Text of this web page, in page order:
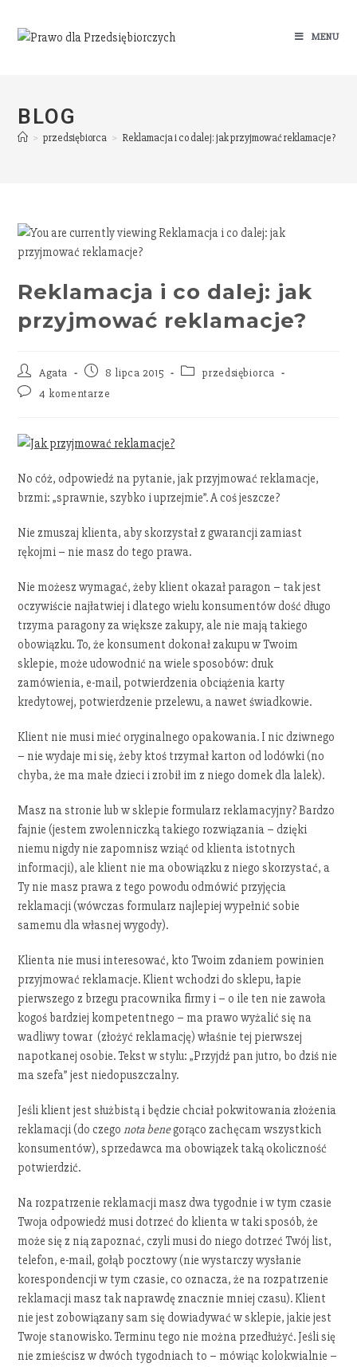
MENU
BLOG
> przedsiębiorca > Reklamacja i co dalej: jak przyjmować reklamacje?
Reklamacja i co dalej: jak
przyjmować reklamacje?
Agata 8 lipca 2015
przedsiębiorca
4 komentarze
No cóż, odpowiedź na pytanie, jak przyjmować reklamacje,
brzmi: „sprawnie, szybko i uprzejmie”. A coś jeszcze?
Nie zmuszaj klienta, aby skorzystał z gwarancji zamiast
rękojmi – nie masz do tego prawa.
Nie możesz wymagać, żeby klient okazał paragon – tak jest
oczywiście najłatwiej i dlatego wielu konsumentów dość długo
trzyma paragony za większe zakupy, ale nie mają takiego
obowiązku. To, że konsument dokonał zakupu w Twoim
sklepie, może udowodnić na wiele sposobów: druk
zamówienia, e-mail, potwierdzenia obciążenia karty
kredytowej, potwierdzenie przelewu, a nawet świadkowie.
Klient nie musi mieć oryginalnego opakowania. I nic dziwnego
– nie wydaje mi się, żeby ktoś trzymał karton od lodówki (no
chyba, że ma małe dzieci i zrobił im z niego domek dla lalek).
Masz na stronie lub w sklepie formularz reklamacyjny? Bardzo
fajnie (jestem zwolenniczką takiego rozwiązania – dzięki
niemu nigdy nie zapomnisz wziąć od klienta istotnych
informacji), ale klient nie ma obowiązku z niego skorzystać, a
Ty nie masz prawa z tego powodu odmówić przyjęcia
reklamacji (wówczas formularz najlepiej wypełnić sobie
samemu dla własnej wygody).
Klienta nie musi interesować, kto Twoim zdaniem powinien
przyjmować reklamacje. Klient wchodzi do sklepu, łapie
pierwszego z brzegu pracownika firmy i – o ile ten nie zawoła
kogoś bardziej kompetentnego – ma prawo wyżalić się na
wadliwy towar (złożyć reklamację) właśnie tej pierwszej
napotkanej osobie. Tekst w stylu: „Przyjdź pan jutro, bo dziś nie
ma szefa” jest niedopuszczalny.
Jeśli klient jest służbistą i będzie chciał pokwitowania złożenia
reklamacji (do czegonota benegorąco zachęcam wszystkich
konsumentów), sprzedawca ma obowiązek taką okoliczność
potwierdzić.
Na rozpatrzenie reklamacji masz dwa tygodnie i w tym czasie
Twoja odpowiedź musi dotrzeć do klienta w taki sposób, że
może się z nią zapoznać, czyli musi do niego dotrzeć Twój list,
telefon, e-mail, gołąb pocztowy (nie wystarczy wysłanie
korespondencji w tym czasie, co oznacza, że na rozpatrzenie
reklamacji masz tak naprawdę znacznie mniej czasu). Klient
nie jest zobowiązany sam się dowiadywać w sklepie, jakie jest
Twoje stanowisko. Terminu tego nie można przedłużyć. Jeśli się
nie zmieścisz w dwóch tygodniach to – mówiąc kolokwialnie –